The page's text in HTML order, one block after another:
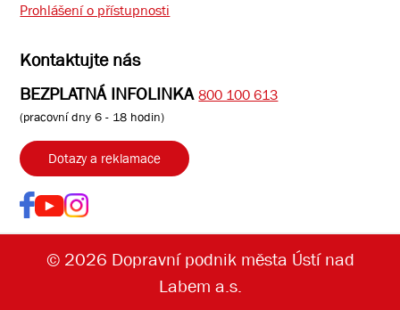
Prohlášení o přístupnosti
Kontaktujte nás
BEZPLATNÁ INFOLINKA 800 100 613
(pracovní dny 6 - 18 hodin)
Dotazy a reklamace
© 2026 Dopravní podnik města Ústí nad
Labem a.s.